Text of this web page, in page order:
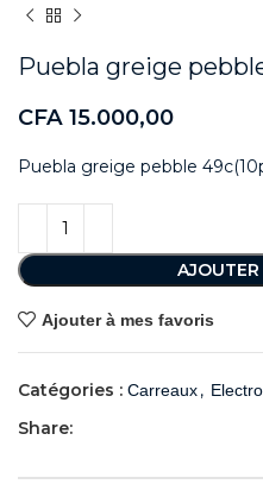
Puebla greige
CFA 15.000,00
Puebla greige pebble
Ajouter à mes favoris
Catégories : Carreaux,
Share: